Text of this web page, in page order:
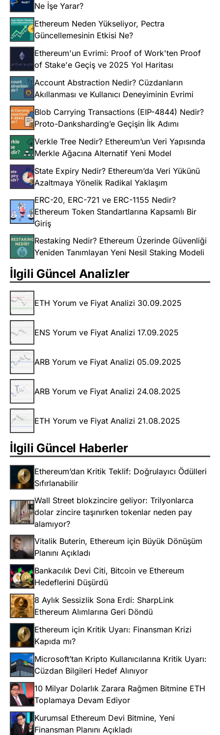
Ne İşe Yarar?
Ethereum Neden Yükseliyor, Pectra
Güncellemesinin Etkisi Ne?
Ethereum'un Evrimi: Proof of Work'ten Proof
of Stake'e Geçiş ve 2025 Yol Haritası
Account Abstraction Nedir? Cüzdanların
Akıllanması ve Kullanıcı Deneyiminin Evrimi
Blob Carrying Transactions (EIP-4844) Nedir?
Proto-Danksharding’e Geçişin İlk Adımı
Verkle Tree Nedir? Ethereum’un Veri Yapısında
Merkle Ağacına Alternatif Yeni Model
State Expiry Nedir? Ethereum’da Veri Yükünü
Azaltmaya Yönelik Radikal Yaklaşım
ERC-20, ERC-721 ve ERC-1155 Nedir?
Ethereum Token Standartlarına Kapsamlı Bir
Giriş
Restaking Nedir? Ethereum Üzerinde Güvenliği
Yeniden Tanımlayan Yeni Nesil Staking Modeli
İlgili Güncel Analizler
ETH Yorum ve Fiyat Analizi 30.09.2025
ENS Yorum ve Fiyat Analizi 17.09.2025
ARB Yorum ve Fiyat Analizi 05.09.2025
ARB Yorum ve Fiyat Analizi 24.08.2025
ETH Yorum ve Fiyat Analizi 21.08.2025
İlgili Güncel Haberler
Ethereum’dan Kritik Teklif: Doğrulayıcı Ödülleri
Sıfırlanabilir
Wall Street blokzincire geliyor: Trilyonlarca
dolar zincire taşınırken tokenlar neden pay
alamıyor?
Vitalik Buterin, Ethereum için Büyük Dönüşüm
Planını Açıkladı
Bankacılık Devi Citi, Bitcoin ve Ethereum
Hedeflerini Düşürdü
8 Aylık Sessizlik Sona Erdi: SharpLink
Ethereum Alımlarına Geri Döndü
Ethereum için Kritik Uyarı: Finansman Krizi
Kapıda mı?
Microsoft’tan Kripto Kullanıcılarına Kritik Uyarı:
Cüzdan Bilgileri Hedef Alınıyor
10 Milyar Dolarlık Zarara Rağmen Bitmine ETH
Toplamaya Devam Ediyor
Kurumsal Ethereum Devi Bitmine, Yeni
Finansman Planını Açıkladı